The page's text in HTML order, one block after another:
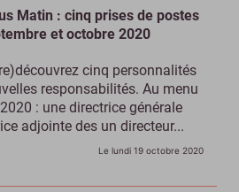
Matin : cinq prises de postes
et octobre 2020
cinq personnalités
responsabilités. Au menu
: une directrice générale
adjointe des un directeur...
Le lundi 19 octobre 2020